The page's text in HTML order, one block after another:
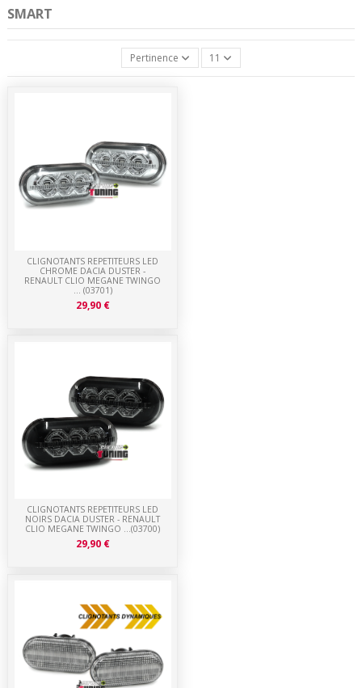
SMART
Pertinence 11
CLIGNOTANTS REPETITEURS LED
NOIRS DACIA DUSTER - RENAULT
CLIO MEGANE TWINGO ...(03700)
29,90 €
CLIGNOTANTS REPETITEURS LED
CHROME DACIA DUSTER -
RENAULT CLIO MEGANE TWINGO
... (03701)
29,90 €